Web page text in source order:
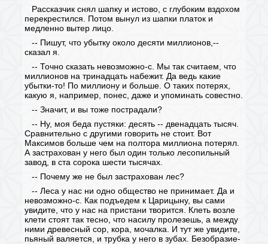
Рассказчик снял шапку и истово, с глубоким вздохом
перекрестился. Потом вынул из шапки платок и
медленно вытер лицо.
-- Пишут, что убытку около десяти миллионов,--
сказал я.
-- Точно сказать невозможно-с. Мы так считаем, что
миллионов на тринадцать набежит. Да ведь какие
убытки-то! По миллиону и больше. О таких потерях,
какую я, например, понес, даже и упоминать совестно.
-- Значит, и вы тоже пострадали?
-- Ну, моя беда пустяки: десять -- двенадцать тысяч.
Сравнительно с другими говорить не стоит. Вот
Максимов больше чем на полтора миллиона потерял.
А застрахован у него был один только лесопильный
завод, в ста сорока шести тысячах.
-- Почему же не был застрахован лес?
-- Леса у нас ни одно общество не принимает. Да и
невозможно-с. Как подъедем к Царицыну, вы сами
увидите, что у нас на пристани творится. Клеть возле
клети стоят так тесно, что насилу пролезешь, а между
ними древесный сор, кора, мочалка. И тут же увидите,
пьяный валяется, и трубка у него в зубах. Безобразие-